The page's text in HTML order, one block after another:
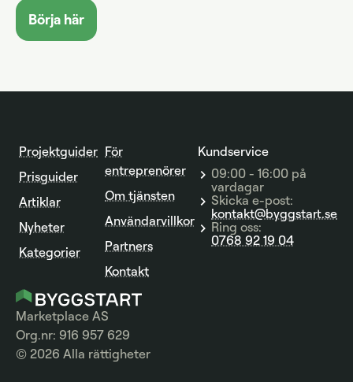
Börja här
Marketplace AS
Org.nr: 916 957 629
© 2026 Alla rättigheter
Projektguider
Prisguider
Artiklar
Nyheter
Kategorier
För
entreprenörer
Om tjänsten
Användarvillkor
Partners
Kontakt
Kundservice
09:00 - 16:00 på
vardagar
Skicka e-post:
kontakt@byggstart.se
Ring oss:
0768 92 19 04